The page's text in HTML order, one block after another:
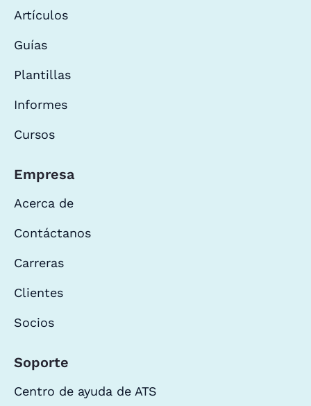
Artículos
Guías
Plantillas
Informes
Cursos
Empresa
Acerca de
Contáctanos
Carreras
Clientes
Socios
Soporte
Centro de ayuda de ATS